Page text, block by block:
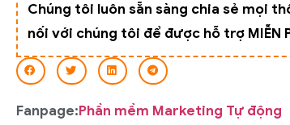
Chúng tôi luôn sẵn sàng chia sẻ mọi
nối với chúng tôi để được hỗ trợ MIỄN
Fanpage:Phần mềm Marketing Tự động